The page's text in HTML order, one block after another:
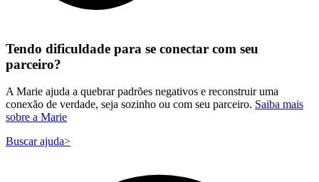
Tendo dificuldade para se conectar com seu
parceiro?
A Marie ajuda a quebrar padrões negativos e reconstruir uma
conexão de verdade, seja sozinho ou com seu parceiro. Saiba mais
sobre a Marie
Buscar ajuda>